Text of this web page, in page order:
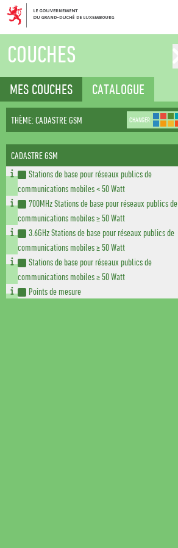
COUCHES
MES COUCHES CATALOGUE
THÈME: CADASTRE GSM CHANGER
CADASTRE GSM
Stations de base pour réseaux publics de
communications mobiles < 50 Watt
700MHz Stations de base pour réseaux publics de
communications mobiles ≥ 50 Watt
3.6GHz Stations de base pour réseaux publics de
communications mobiles ≥ 50 Watt
Stations de base pour réseaux publics de
communications mobiles ≥ 50 Watt
Points de mesure